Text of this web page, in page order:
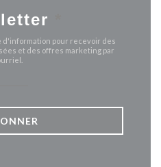
pour recevoir des
et des offres marketing par